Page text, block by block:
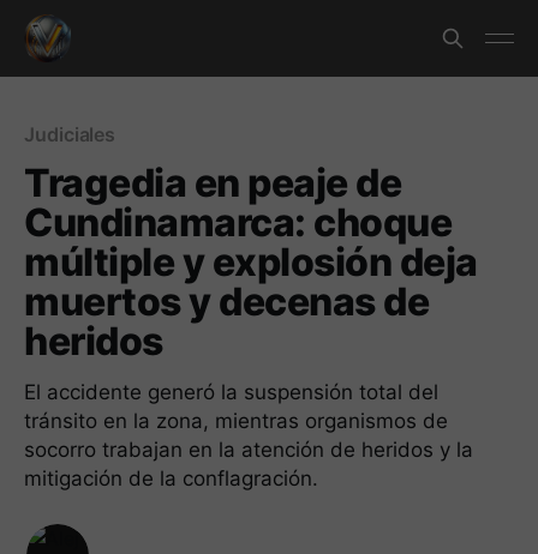
Judiciales
Tragedia en peaje de
Cundinamarca: choque
múltiple y explosión deja
muertos y decenas de
heridos
El accidente generó la suspensión total del
tránsito en la zona, mientras organismos de
socorro trabajan en la atención de heridos y la
mitigación de la conflagración.